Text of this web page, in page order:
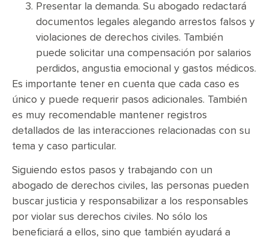
Presentar la demanda. Su abogado redactará
documentos legales alegando arrestos falsos y
violaciones de derechos civiles. También
puede solicitar una compensación por salarios
perdidos, angustia emocional y gastos médicos.
Es importante tener en cuenta que cada caso es
único y puede requerir pasos adicionales. También
es muy recomendable mantener registros
detallados de las interacciones relacionadas con su
tema y caso particular.
Siguiendo estos pasos y trabajando con un
abogado de derechos civiles, las personas pueden
buscar justicia y responsabilizar a los responsables
por violar sus derechos civiles. No sólo los
beneficiará a ellos, sino que también ayudará a